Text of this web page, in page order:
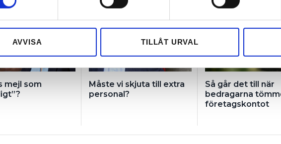
och analysera vår trafik. Vi vidarebefordrar även sådana identifierare och
medier och annons- och analysföretag som vi samarbetar med. Dessa kan i
AVVISA TILLÅT URVAL
mejl som
Måste vi skjuta till extra
personal?
Så går det till när
bedragarna
företagskontot